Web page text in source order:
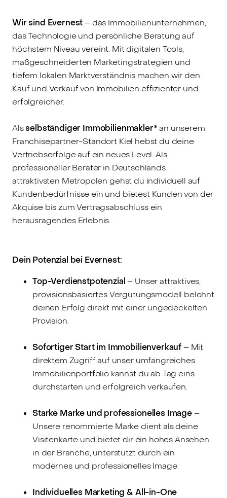
Wir sind Evernest– das Immobilienunternehmen,
das Technologie und persönliche Beratung auf
höchstem Niveau vereint. Mit digitalen Tools,
maßgeschneiderten Marketingstrategien und
tiefem lokalen Marktverständnis machen wir den
Kauf und Verkauf von Immobilien effizienter und
erfolgreicher.
Alsselbständiger Immobilienmakler*an unserem
Franchisepartner-Standort Kiel hebst du deine
Vertriebserfolge auf ein neues Level. Als
professioneller Berater in Deutschlands
attraktivsten Metropolen gehst du individuell auf
Kundenbedürfnisse ein und bietest Kunden von der
Akquise bis zum Vertragsabschluss ein
herausragendes Erlebnis.
Dein Potenzial bei Evernest:
Top-Verdienstpotenzial– Unser attraktives,
provisionsbasiertes Vergütungsmodell belohnt
deinen Erfolg direkt mit einer ungedeckelten
Provision.
Sofortiger Start im Immobilienverkauf– Mit
direktem Zugriff auf unser umfangreiches
Immobilienportfolio kannst du ab Tag eins
durchstarten und erfolgreich verkaufen.
Starke Marke und professionelles Image–
Unsere renommierte Marke dient als deine
Visitenkarte und bietet dir ein hohes Ansehen
in der Branche, unterstützt durch ein
modernes und professionelles Image.
Individuelles Marketing & All-in-One